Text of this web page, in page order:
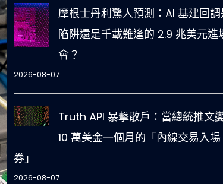
摩根士丹利驚人預測：AI 基建回
陷阱還是千載難逢的 2.9 兆美元進
會？
2026-08-07
Truth API 暴擊散戶：當總統推文
10 萬美金一個月的「內線交易入場
券」
2026-08-07